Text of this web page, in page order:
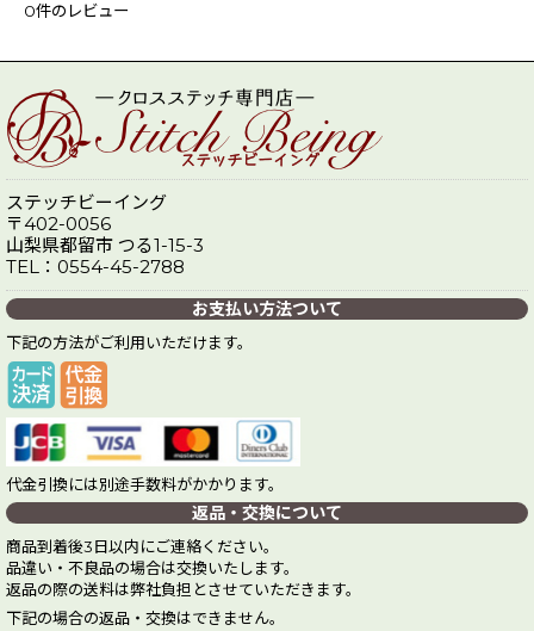
0件のレビュー
ステッチビーイング
〒402-0056
山梨県都留市 つる1-15-3
TEL：0554-45-2788
お支払い方法ついて
下記の方法がご利用いただけます。
代金引換には別途手数料がかかります。
返品・交換について
商品到着後3日以内にご連絡ください。
品違い・不良品の場合は交換いたします。
返品の際の送料は弊社負担とさせていただきます。
下記の場合の返品・交換はできません。